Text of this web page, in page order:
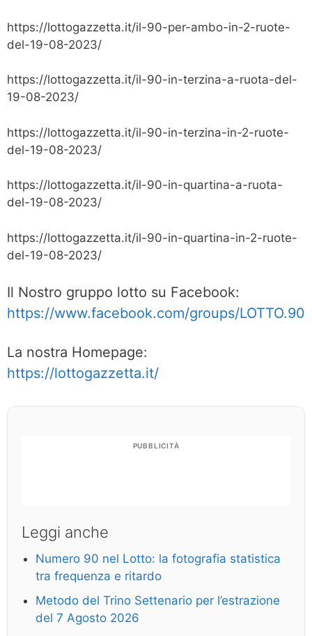
https://lottogazzetta.it/il-90-per-ambo-in-2-ruote-
del-19-08-2023/
https://lottogazzetta.it/il-90-in-terzina-a-ruota-del-
19-08-2023/
https://lottogazzetta.it/il-90-in-terzina-in-2-ruote-
del-19-08-2023/
https://lottogazzetta.it/il-90-in-quartina-a-ruota-
del-19-08-2023/
https://lottogazzetta.it/il-90-in-quartina-in-2-ruote-
del-19-08-2023/
Il Nostro gruppo lotto su Facebook:
https://www.facebook.com/groups/LOTTO.90
La nostra Homepage:
https://lottogazzetta.it/
PUBBLICITÀ
Leggi anche
Numero 90 nel Lotto: la fotografia statistica
tra frequenza e ritardo
Metodo del Trino Settenario per l’estrazione
del 7 Agosto 2026